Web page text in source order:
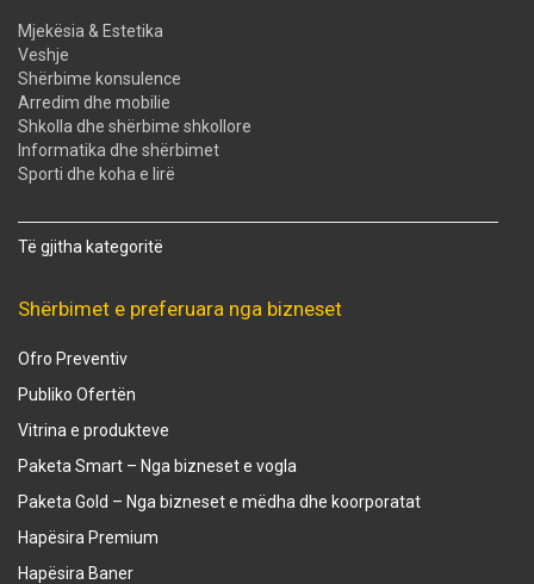
Mjekësia & Estetika
Veshje
Shërbime konsulence
Arredim dhe mobilie
Shkolla dhe shërbime shkollore
Informatika dhe shërbimet
Sporti dhe koha e lirë
Të gjitha kategoritë
Shërbimet e preferuara nga bizneset
Ofro Preventiv
Publiko Ofertën
Vitrina e produkteve
Paketa Smart – Nga bizneset e vogla
Paketa Gold – Nga bizneset e mëdha dhe koorporatat
Hapësira Premium
Hapësira Baner